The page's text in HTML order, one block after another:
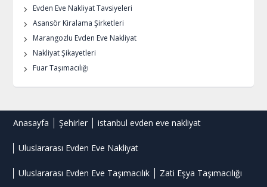
Evden Eve Nakliyat Tavsiyeleri
Asansör Kiralama Şirketleri
Marangozlu Evden Eve Nakliyat
Nakliyat Şikayetleri
Fuar Taşımacılığı
Anasayfa Şehirler istanbul evden eve nakliyat
Uluslararası Evden Eve Nakliyat
Uluslararası Evden Eve Taşımacılık Zati Eşya Taşımacılığı